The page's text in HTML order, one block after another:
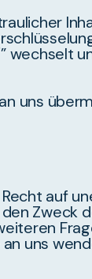
wechselt
uns
auf
Zweck
uns